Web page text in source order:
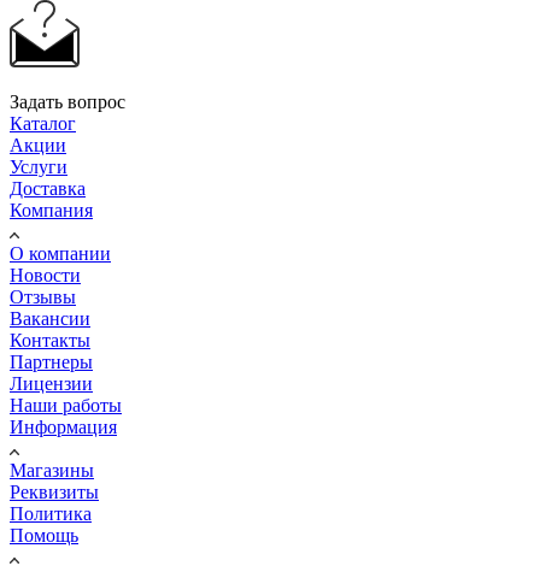
Задать вопрос
Каталог
Акции
Услуги
Доставка
Компания
О компании
Новости
Отзывы
Вакансии
Контакты
Партнеры
Лицензии
Наши работы
Информация
Магазины
Реквизиты
Политика
Помощь